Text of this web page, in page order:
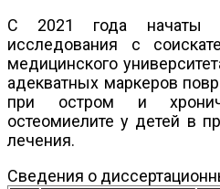
С 2021 года начаты
исследования с
медицинского
адекватных маркеров
при остром и
остеомиелите у детей в
лечения.
Сведения о